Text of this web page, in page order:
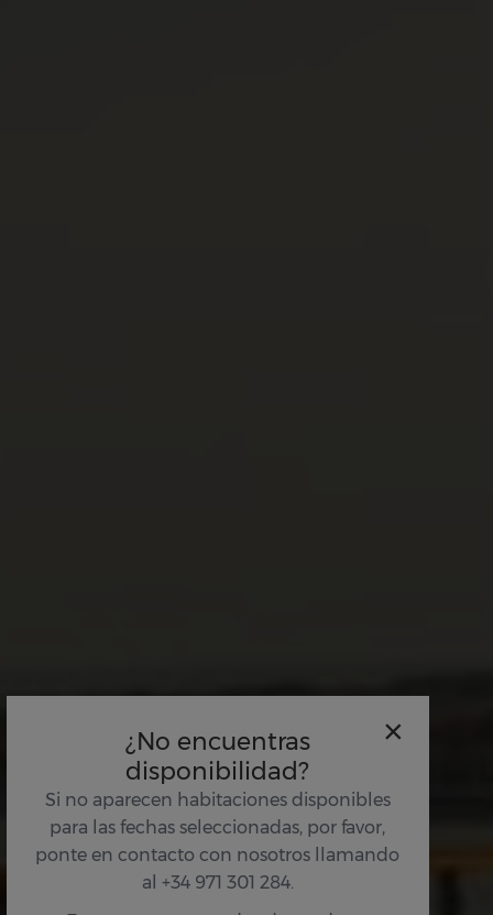
¿No encuentras
disponibilidad?
Si no aparecen habitaciones disponibles
para las fechas seleccionadas, por favor,
ponte en contacto con nosotros llamando
al +34 971 301 284.
×
Servicios